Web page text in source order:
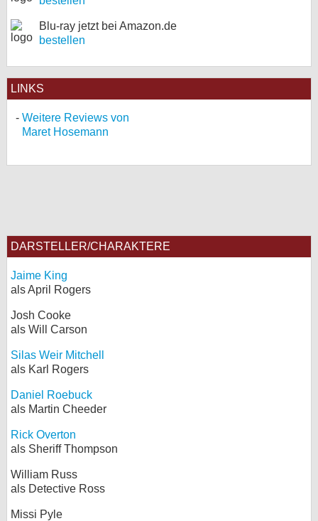
Blu-ray jetzt bei Amazon.de
bestellen
LINKS
Weitere Reviews von
Maret Hosemann
DARSTELLER/CHARAKTERE
Jaime King
als April Rogers
Josh Cooke
als Will Carson
Silas Weir Mitchell
als Karl Rogers
Daniel Roebuck
als Martin Cheeder
Rick Overton
als Sheriff Thompson
William Russ
als Detective Ross
Missi Pyle